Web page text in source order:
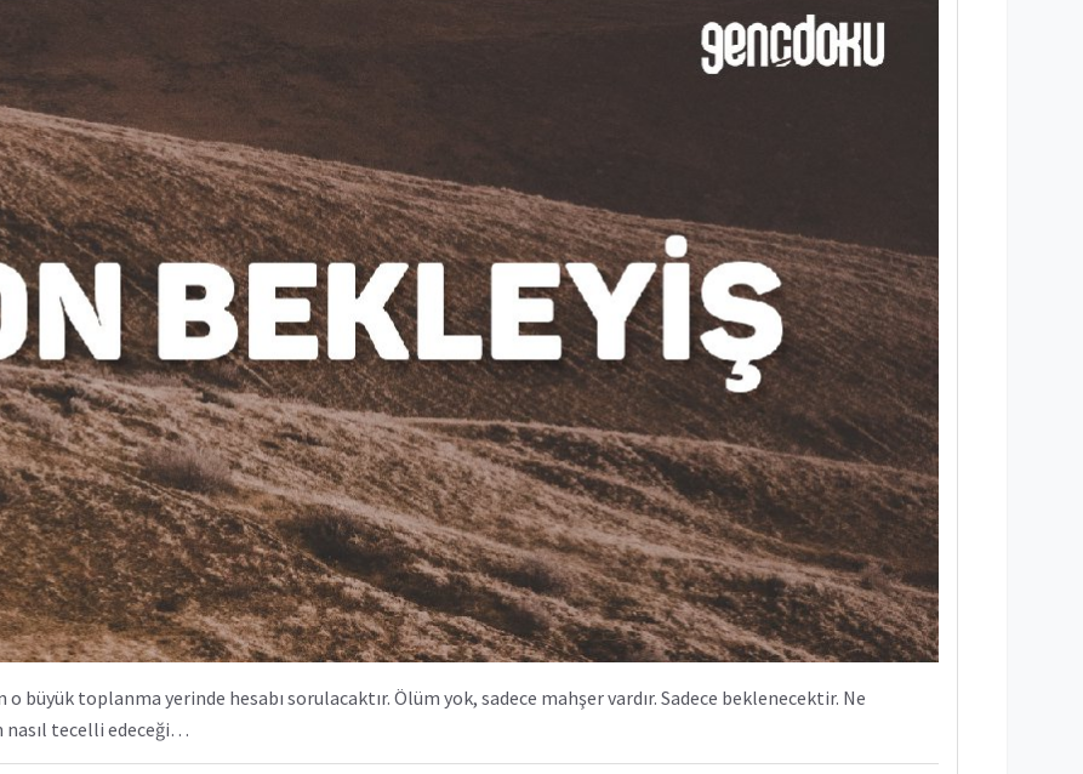
büyük toplanma yerinde hesabı sorulacaktır. Ölüm yok, sadece mahşer vardır. Sadece beklenecektir. Ne
nasıl tecelli edeceği…